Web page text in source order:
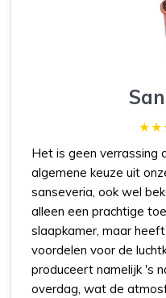
Het is geen verrassing
algemene keuze uit
sanseveria, ook wel
alleen een prachtige
slaapkamer, maar
voordelen voor de
produceert namelijk 's
overdag, wat de